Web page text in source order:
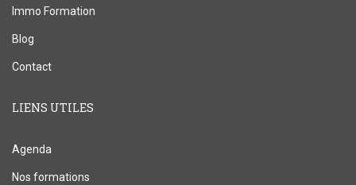
Immo Formation
Blog
Contact
LIENS UTILES
Agenda
Nos formations